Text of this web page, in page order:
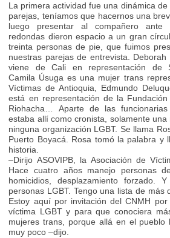
La primera actividad fue una dinámica
parejas, teníamos que hacernos una
luego presentar al compañero
redondas dieron espacio a un gran
treinta personas de pie, que fuimos
nuestras parejas de entrevista.
viene de Cali en representación de
Camila Úsuga es una mujer trans
Víctimas de Antioquia, Edmundo
está en representación de la
Riohacha… Aparte de las
estaba allí como cronista, solamente
ninguna organización LGBT. Se llama
Puerto Boyacá. Rosa tomó la palabra y
historia.
–Dirijo ASOVIPB, la Asociación de
Hace cuatro años manejo personas
homicidios, desplazamiento forzado.
personas LGBT. Tengo una lista de más
Estoy aquí por invitación del CNMH
víctima LGBT y para que conociera
mujeres trans, porque allá en el
muy poco –dijo.